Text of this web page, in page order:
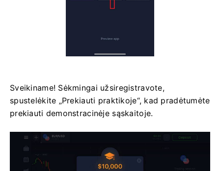
Sveikiname! Sėkmingai užsiregistravote,
spustelėkite „Prekiauti praktikoje“, kad pradėtumėte
prekiauti demonstracinėje sąskaitoje.